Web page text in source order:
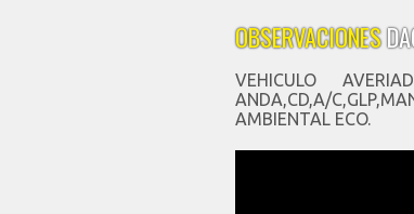
OBSERVACIONES
VEHICULO
ANDA,CD,A/
AMBIENTAL ECO.